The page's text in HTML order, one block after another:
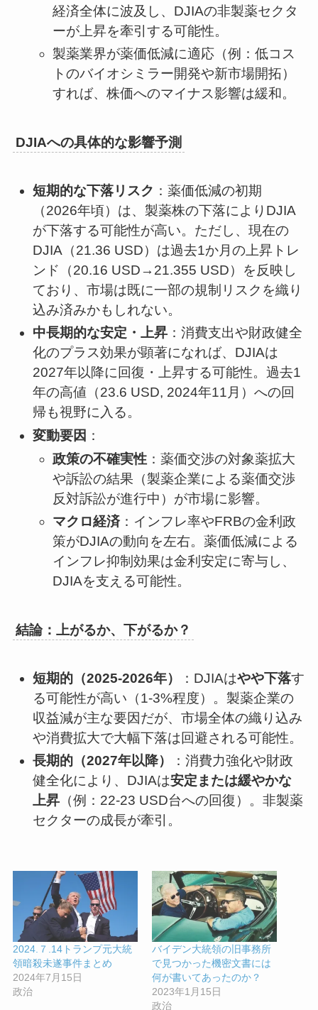
経済全体に波及し、DJIAの非製薬セクタ
ーが上昇を牽引する可能性。
製薬業界が薬価低減に適応（例：低コス
トのバイオシミラー開発や新市場開拓）
すれば、株価へのマイナス影響は緩和。
DJIAへの具体的な影響予測
短期的な下落リスク ：薬価低減の初期
（2026年頃）は、製薬株の下落によりDJIA
が下落する可能性が高い。ただし、現在の
DJIA（21.36 USD）は過去1か月の上昇トレ
ンド（20.16 USD→21.355 USD）を反映し
ており、市場は既に一部の規制リスクを織り
込み済みかもしれない。
中長期的な安定・上昇 ：消費支出や財政健全
化のプラス効果が顕著になれば、DJIAは
2027年以降に回復・上昇する可能性。過去1
年の高値（23.6 USD, 2024年11月）への回
帰も視野に入る。
変動要因 ：
政策の不確実性 ：薬価交渉の対象薬拡大
や訴訟の結果（製薬企業による薬価交渉
反対訴訟が進行中）が市場に影響。
マクロ経済 ：インフレ率やFRBの金利政
策がDJIAの動向を左右。薬価低減による
インフレ抑制効果は金利安定に寄与し、
DJIAを支える可能性。
結論：上がるか、下がるか？
短期的（2025-2026年） ：DJIAはやや下落す
る可能性が高い（1-3%程度）。製薬企業の
収益減が主な要因だが、市場全体の織り込み
や消費拡大で大幅下落は回避される可能性。
長期的（2027年以降）
：消費力強化や財政
健全化により、DJIAは安定または緩やかな
上昇 （例：22-23 USD台への回復）。非製薬
セクターの成長が牽引。
2024.７.14トランプ元大統
領暗殺未遂事件まとめ
2024年7月15日
政治
バイデン大統領の旧事務所
で見つかった機密文書には
何が書いてあったのか？
2023年1月15日
政治